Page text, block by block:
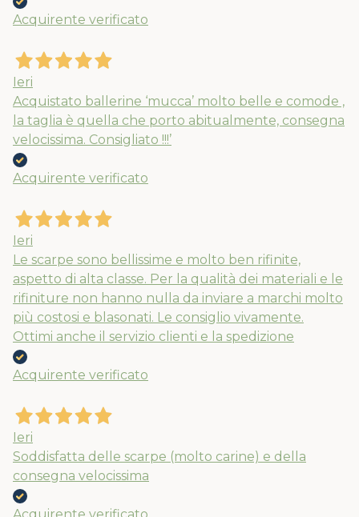
Acquirente verificato
Ieri
Acquistato ballerine ‘mucca’ molto belle e comode ,
la taglia è quella che porto abitualmente, consegna
velocissima. Consigliato !!!’
Acquirente verificato
Ieri
Le scarpe sono bellissime e molto ben rifinite,
aspetto di alta classe. Per la qualità dei materiali e le
rifiniture non hanno nulla da inviare a marchi molto
più costosi e blasonati. Le consiglio vivamente.
Ottimi anche il servizio clienti e la spedizione
Acquirente verificato
Ieri
Soddisfatta delle scarpe (molto carine) e della
consegna velocissima
Nuovi ribassi fino al 70%
Spedizioni garantite prima della
chiusura solo per gli ordini effettuati
entro il 5/08